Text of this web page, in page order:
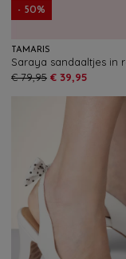
- 50%
TAMARIS
€ 79,95 € 39,95